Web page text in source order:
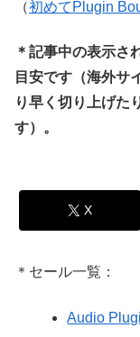
（初めてPlugin
＊記事中の表示さ
目安です（海外サ
り早く切り上げた
す）。
X
＊セール一覧：
Audio